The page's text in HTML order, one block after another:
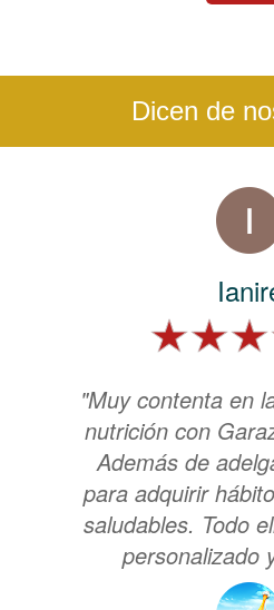
Dicen de
"Muy contenta en
nutrición con
Además de
para adquirir
saludables. Todo
personalizado